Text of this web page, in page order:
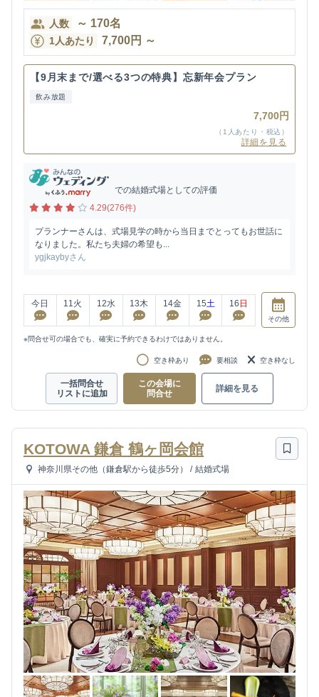
人数 ～ 170名
1人あたり 7,700円 ～
【9月末まで/選べる3つの特典】忘新年会プラン
飲み放題
7,700円
（1人あたり・税込）
詳細を見る
での結婚式場としての評価
4.29(276件)
プランナーさんは、式場見学の時から当日までとってもお世話に
なりました。私たち夫婦の希望も...
ygjkaybyさん
今日 11火 12水 13木 14金 15土 16 日
その他
※問合せ可の場合でも、確実に予約できるわけではありません。
空き枠あり 要相談 空き枠なし
一括問合せ
リストに追加
この会場に
問合せ
詳細を見る
KOTOWA 鎌倉 鶴ヶ岡会館
神奈川県その他（鎌倉駅から徒歩5分） / 結婚式場